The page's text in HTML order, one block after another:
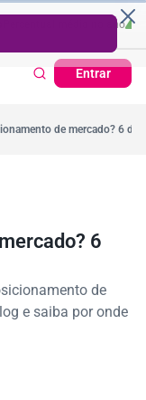
38,7%
Entrar
| Cadastro
de mercado? 6
6
de
e saiba por onde